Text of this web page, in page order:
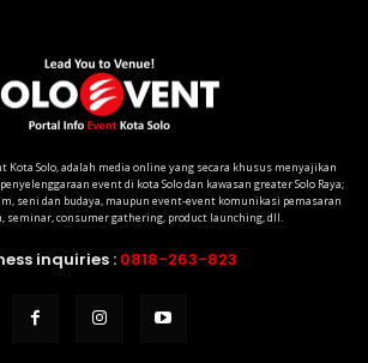
Kota Solo, adalah media online yang secara khusus menyajikan
event di kota Solo dan kawasan greater Solo Raya;
seni dan budaya, maupun event-event komunikasi pemasaran
seminar, consumer gathering, product launching, dll.
inquiries : 0818-263-823